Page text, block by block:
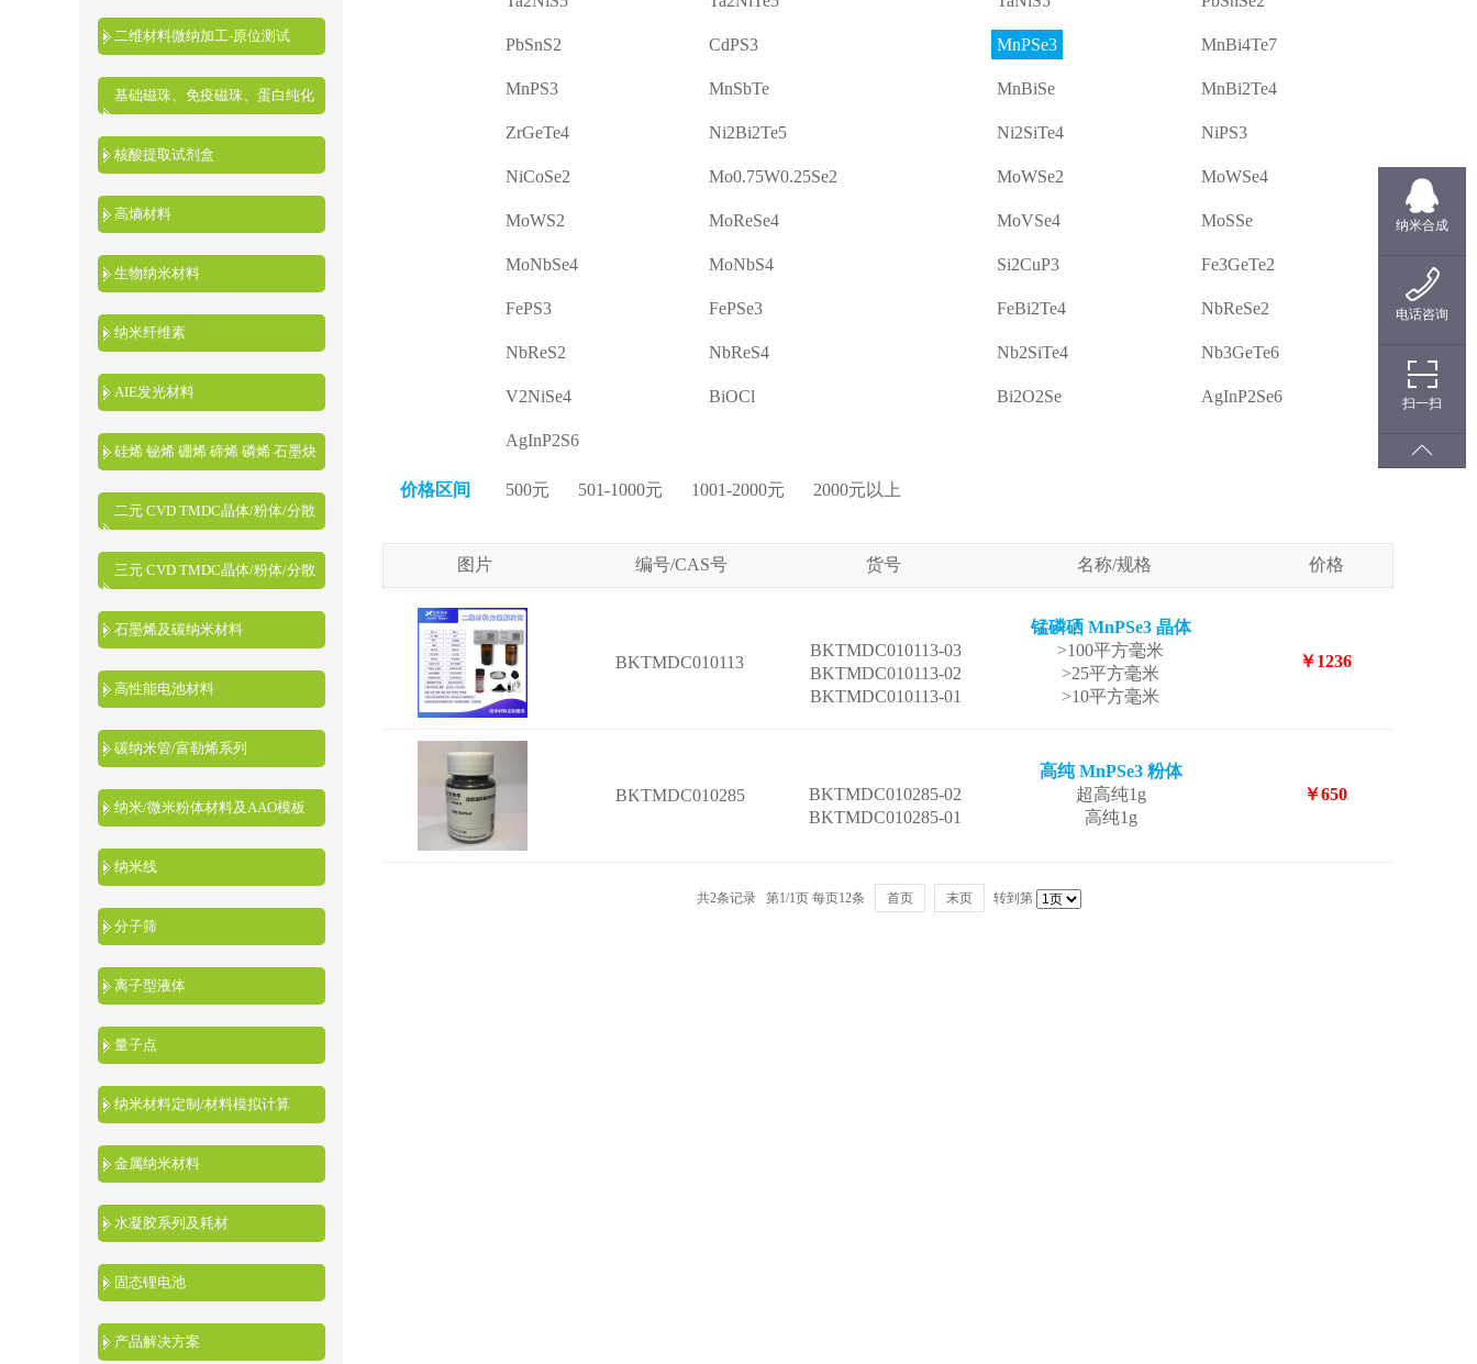
二维材料微纳加工-原位测试
基础磁珠、免疫磁珠、蛋白纯化
磁珠、核酸提取磁珠
核酸提取试剂盒
高熵材料
生物纳米材料
纳米纤维素
AIE发光材料
硅烯 铋烯 硼烯 碲烯 磷烯 石墨炔
二元 CVD TMDC晶体/粉体/分散
液
三元 CVD TMDC晶体/粉体/分散
液
石墨烯及碳纳米材料
高性能电池材料
碳纳米管/富勒烯系列
纳米/微米粉体材料及AAO模板
纳米线
分子筛
离子型液体
量子点
纳米材料定制/材料模拟计算
金属纳米材料
水凝胶系列及耗材
固态锂电池
产品解决方案
PbSnS2 CdPS3 MnPSe3 MnBi4Te7
MnPS3 MnSbTe MnBiSe MnBi2Te4
ZrGeTe4 Ni2Bi2Te5 Ni2SiTe4 NiPS3
NiCoSe2 Mo0.75W0.25Se2 MoWSe2 MoWSe4
MoWS2 MoReSe4 MoVSe4 MoSSe
MoNbSe4 MoNbS4 Si2CuP3 Fe3GeTe2
FePS3 FePSe3 FeBi2Te4 NbReSe2
NbReS2 NbReS4 Nb2SiTe4 Nb3GeTe6
V2NiSe4 BiOCl Bi2O2Se AgInP2Se6
AgInP2S6
价格区间 500元 501-1000元 1001-2000元 2000元以上
图片 编号/CAS号 货号 名称/规格 价格
BKTMDC010113
锰磷硒 MnPSe3 晶体
BKTMDC010113-03
>100平方毫米
BKTMDC010113-02
>25平方毫米
BKTMDC010113-01
>10平方毫米
￥1236
BKTMDC010285
高纯 MnPSe3 粉体
BKTMDC010285-02
超高纯1g
BKTMDC010285-01
高纯1g
￥650
共2条记录 第1/1页 每页12条 首页 末页 转到第
纳米合成
电话咨询
扫一扫